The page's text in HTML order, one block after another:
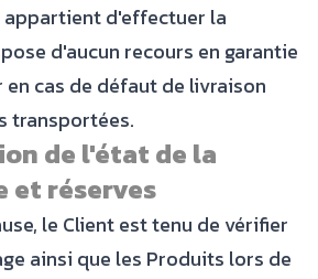
d'effectuer la
d'aucun recours en garantie
cas de défaut de livraison
transportées.
de l'état de la
et réserves
le Client est tenu de vérifier
ainsi que les Produits lors de